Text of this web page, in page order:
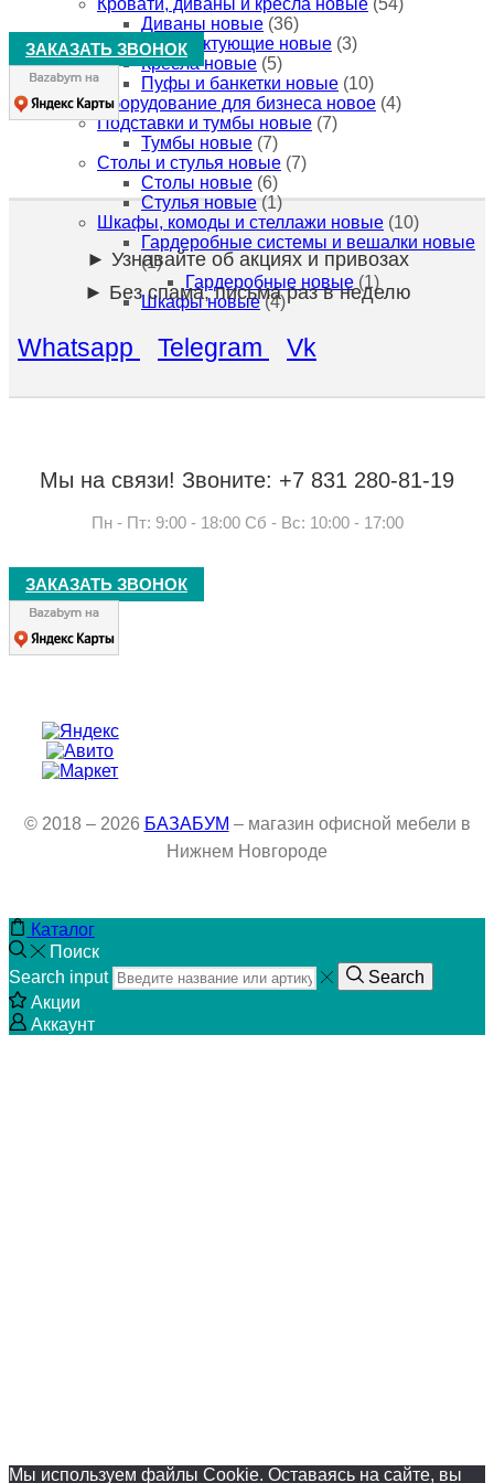
Диваны новые (36)
Комплектующие новые (3)
Кресла новые (5)
Пуфы и банкетки новые (10)
Оборудование для бизнеса новое (4)
Подставки и тумбы новые (7)
Тумбы новые (7)
Столы и стулья новые (7)
Столы новые (6)
Стулья новые (1)
Шкафы, комоды и стеллажи новые (10)
Гардеробные системы и вешалки новые
(1)
Гардеробные новые (1)
Шкафы новые (4)
ЗАКАЗАТЬ ЗВОНОК
► Узнавайте об акциях и привозах
► Без спама, письма раз в неделю
Whatsapp Telegram Vk
Мы на связи! Звоните: +7 831 280-81-19
Пн - Пт: 9:00 - 18:00 Сб - Вс: 10:00 - 17:00
ЗАКАЗАТЬ ЗВОНОК
© 2018 – 2026 БАЗАБУМ – магазин офисной мебели в
Нижнем Новгороде
Каталог
Поиск
Search input
Search
Акции
Аккаунт
Мы используем файлы Cookie. Оставаясь на сайте, вы